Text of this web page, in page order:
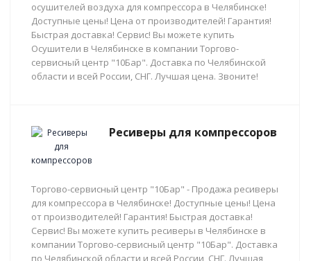
осушителей воздуха для компрессора в Челябинске!
Доступные цены! Цена от производителей! Гарантия!
Быстрая доставка! Сервис! Вы можете купить
Осушители в Челябинске в компании Торгово-
сервисный центр "10Бар". Доставка по Челябинской
области и всей России, СНГ. Лучшая цена. Звоните!
Ресиверы для компрессоров
Торгово-сервисный центр "10Бар" - Продажа ресиверы
для компрессора в Челябинске! Доступные цены! Цена
от производителей! Гарантия! Быстрая доставка!
Сервис! Вы можете купить ресиверы в Челябинске в
компании Торгово-сервисный центр "10Бар". Доставка
по Челябинской области и всей России, СНГ. Лучшая